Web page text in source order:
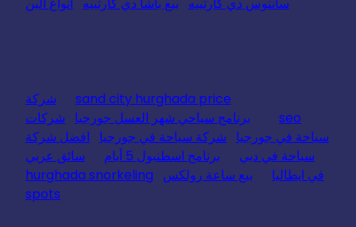
sand city hurghada price
شركة
seo
برنامج سياحي شهر العسل جورجيا
شركات
سياحة في جورجيا
شركة سياحة في جورجيا
افضل شركة
سياحة في دبي
برنامج اسطنبول 5 أيام
سائق عربي
في ايطاليا
بيع ساعة رولكس
hurghada snorkeling
spots